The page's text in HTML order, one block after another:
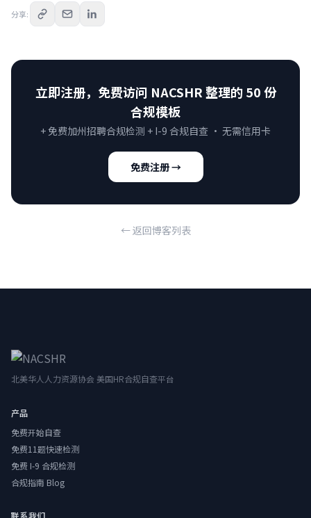
分享:
立即注册，免费访问 NACSHR 整理的 50 份
合规模板
+ 免费加州招聘合规检测 + I-9 合规自查 · 无需信用卡
免费注册 →
← 返回博客列表
北美华人人力资源协会 美国HR合规自查平台
产品
免费开始自查
免费11题快速检测
免费 I-9 合规检测
合规指南 Blog
联系我们